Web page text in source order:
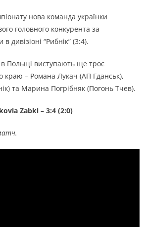
нова команда українки
головного конкурента за
дивізіоні “Рибнік” (3:4).
Польщі виступають ще троє
краю – Романа Лукач (АП Гданськ),
та Марина Погрібняк (Погонь Тчев).
Zabki – 3:4 (2:0)